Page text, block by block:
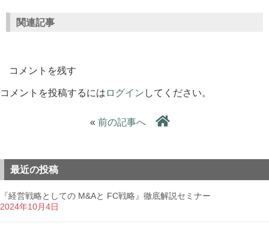
関連記事
コメントを残す
コメントを投稿するには ログイン してください。
« 前の記事へ
最近の投稿
『経営戦略としての M&Aと FC戦略』徹底解説セミナー
2024年10月4日